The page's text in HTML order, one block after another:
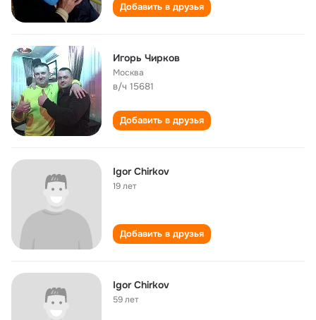
Добавить в друзья
Игорь Чирков
Москва
в/ч 15681
Добавить в друзья
Igor Chirkov
19 лет
Добавить в друзья
Igor Chirkov
59 лет